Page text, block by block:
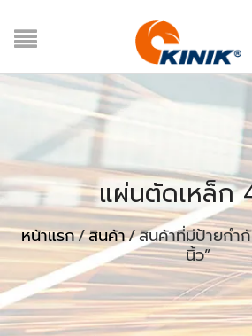
แผ่นตัดเหล็ก
หน้าแรก/สินค้า/สินค้าที่มีป้ายกำ
นิ้ว”